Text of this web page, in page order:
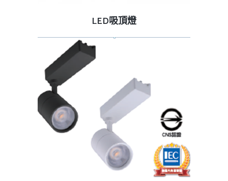
查看內容
LED吸頂燈